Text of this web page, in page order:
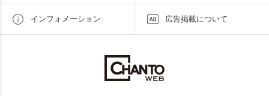
インフォメーション 広告掲載について